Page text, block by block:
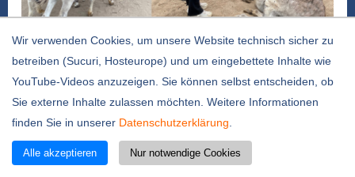
Wir verwenden Cookies, um unsere Website technisch sicher zu
betreiben (Sucuri, Hosteurope) und um eingebettete Inhalte wie
YouTube-Videos anzuzeigen. Sie können selbst entscheiden, ob
Sie externe Inhalte zulassen möchten. Weitere Informationen
finden Sie in unserer Datenschutzerklärung
Alle akzeptieren Nur notwendige Cookies
Wie begegnet man einem Esel richtig? Und
weshalb ist ein kleiner Stein unter dem Huf so
unangenehm? Antworten auf diese und viele
Umweltscouts-Kurs „Entdecke den tierischen